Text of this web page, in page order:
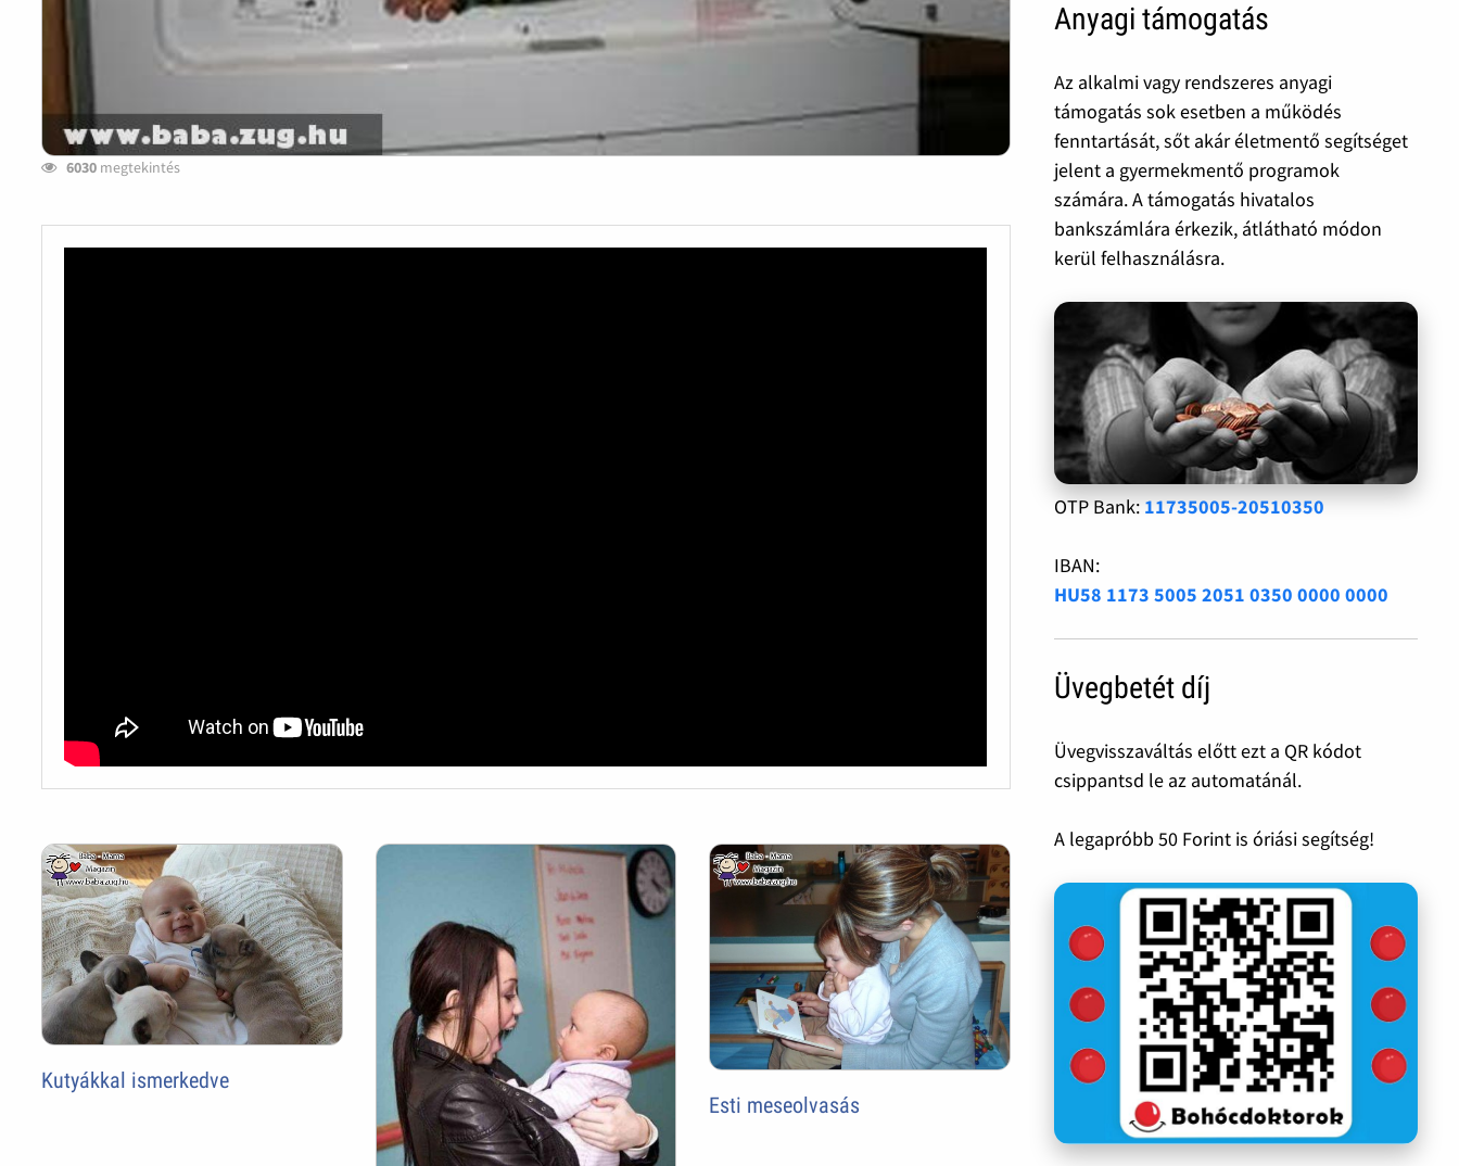
6030 megtekintés
Kutyákkal ismerkedve
Esti meseolvasás
Anyagi támogatás
Az alkalmi vagy rendszeres anyagi
támogatás sok esetben a működés
fenntartását, sőt akár életmentő segítséget
jelent a gyermekmentő programok
számára. A támogatás hivatalos
bankszámlára érkezik, átlátható módon
kerül felhasználásra.
OTP Bank: 11735005-20510350
IBAN:
HU58 1173 5005 2051 0350 0000 0000
Üvegbetét díj
Üvegvisszaváltás előtt ezt a QR kódot
csippantsd le az automatánál.
A legapróbb 50 Forint is óriási segítség!